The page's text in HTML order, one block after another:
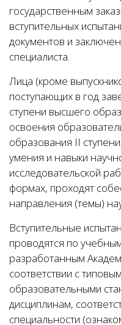
государственным
вступительных
документов и
специалиста.
Лица (кроме
поступающих в год
ступени высшего
освоения
образования II
умения и навыки
исследовательской
формах, проходят
направления (темы)
Вступительные
проводятся по
разработанным
соответствии с
образовательными
дисциплинам,
специальности